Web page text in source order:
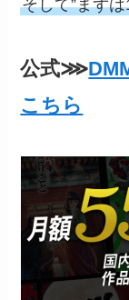
そして”まず
公式⋙
こちら